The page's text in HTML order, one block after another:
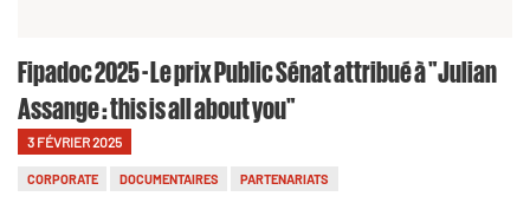
Fipadoc 2025 - Le prix Public Sénat attribué à "Julian
Assange : this is all about you"
3 FÉVRIER 2025
CORPORATE DOCUMENTAIRES PARTENARIATS